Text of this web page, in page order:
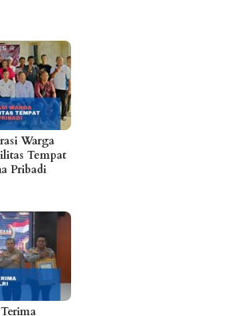
Warga
Tempat
Pribadi